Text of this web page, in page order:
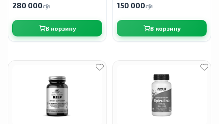
280 000сӯм
В корзину
150 000сӯм
В корзину